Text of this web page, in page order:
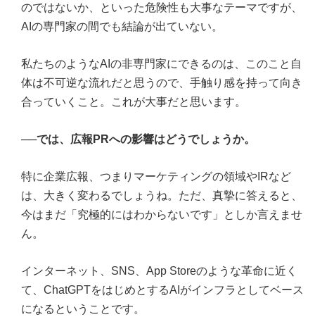
のではないか、といった危険性も大事なテーマですが、
AIの専門家の間でも結論が出ていない。
私たちのようなAIの非専門家にできるのは、このこと自
体は不可逆な流れだと思うので、手触り感を持って向き
合っていくこと。これが大事だと思います。
──では、広報PRへの影響はどうでしょうか。
特に企業広報、つまりマーケティングの領域やIRなど
は、大きく変わるでしょうね。ただ、真摯に答えると、
今はまだ「究極的にはわからないです」としか言えませ
ん。
インターネット、SNS、App Storeのような革命に近く
て、ChatGPTをはじめとするAIがインフラとしてベース
になるということです。